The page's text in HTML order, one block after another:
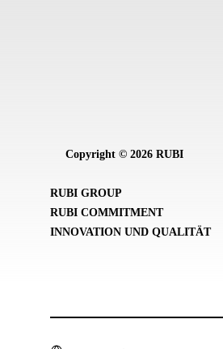
Copyright © 2026 RUBI
RUBI GROUP
RUBI COMMITMENT
INNOVATION UND QUALITÄT